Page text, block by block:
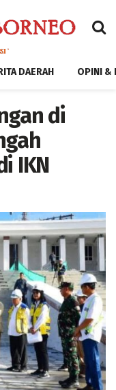
DAERAH OPINI &
di
IKN